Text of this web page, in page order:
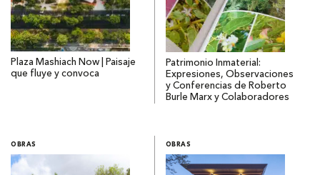
Plaza Mashiach Now | Paisaje
que fluye y convoca
Patrimonio Inmaterial:
Expresiones, Observaciones
y Conferencias de Roberto
Burle Marx y Colaboradores
OBRAS OBRAS